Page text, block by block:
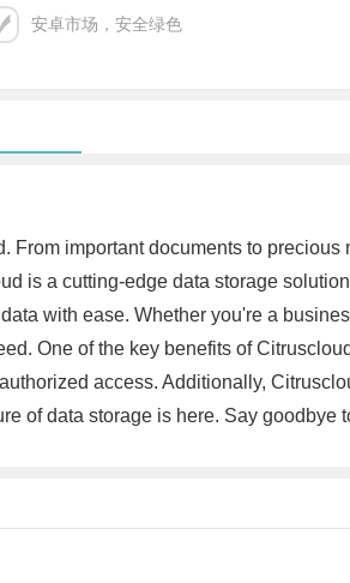
安卓市场，安全绿色
important documents to
is a cutting-edge data storage
with ease. Whether you're a
One of the key benefits of
access. Additionally,
of data storage is here. Say